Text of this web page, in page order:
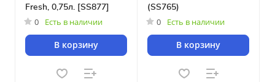
Fresh, 0,75л. [SS877]
0 Есть в наличии
В корзину
(SS765)
0 Есть в наличии
В корзину